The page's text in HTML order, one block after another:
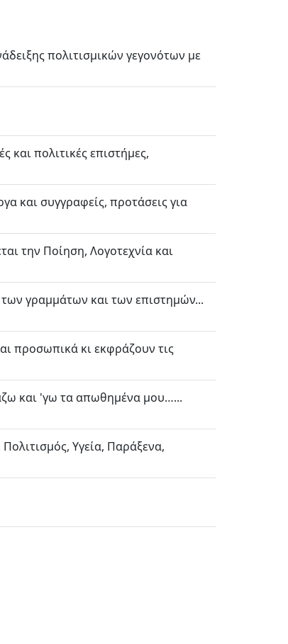
πολιτισμικών γεγονότων με
πολιτικές επιστήμες,
και συγγραφείς, προτάσεις για
την Ποίηση, Λογοτεχνία και
των γραμμάτων και των επιστημών...
προσωπικά κι εκφράζουν τις
και 'γω τα απωθημένα μου…...
Υγεία, Παράξενα,